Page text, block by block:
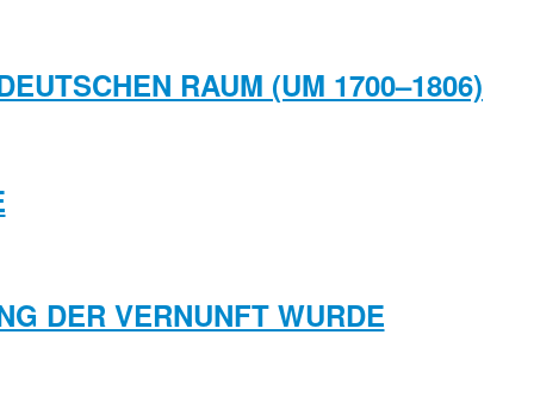
RAUM (UM 1700–1806)
DER VERNUNFT WURDE